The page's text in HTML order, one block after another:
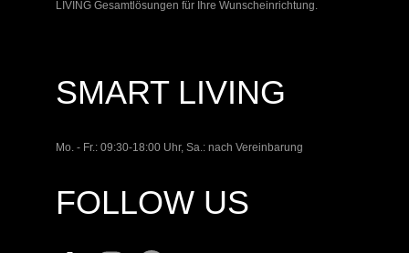
LIVING Gesamtlösungen für Ihre Wunscheinrichtung.
SMART LIVING
Mo. - Fr.: 09:30-18:00 Uhr, Sa.: nach Vereinbarung
FOLLOW US